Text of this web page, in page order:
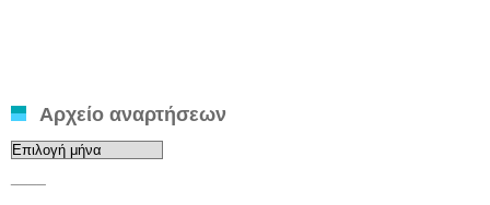
Αρχείο αναρτήσεων
Αρχείο